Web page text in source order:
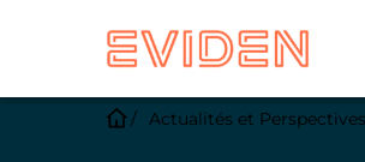
Actualités et